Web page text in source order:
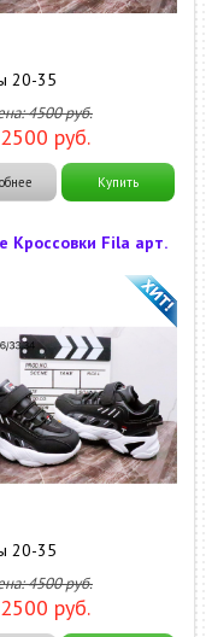
20-35
4500руб.
2500 руб.
Купить
Кроссовки Fila арт.
20-35
4500руб.
2500 руб.